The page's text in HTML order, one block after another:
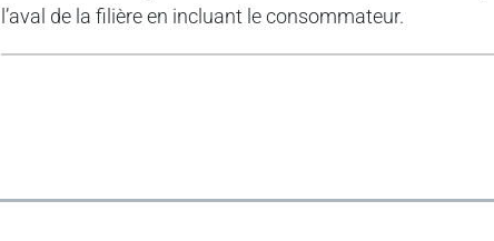
l’aval de la filière en incluant le consommateur.